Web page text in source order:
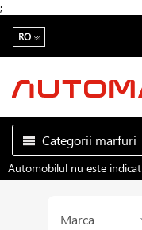
;
RO
Categorii marfuri
Automobilul nu este indicat
Marca